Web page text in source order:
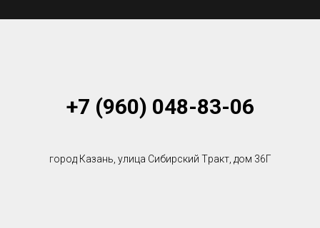
+7 (960) 048-83-06
город Казань, улица Сибирский Tракт, дом 36Г